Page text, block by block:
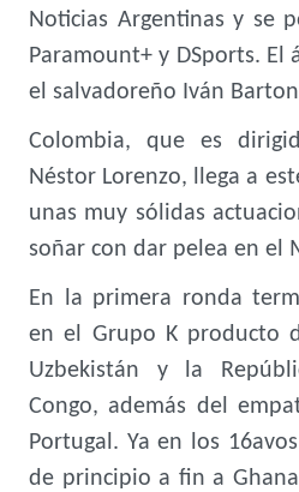
Noticias Argentinas y se
Paramount+ y DSports.
el salvadoreño Iván
Colombia, que es
Néstor Lorenzo, llega a
unas muy sólidas
soñar con dar pelea en el
En la primera ronda
en el Grupo K producto
Uzbekistán y la
Congo, además del
Portugal. Ya en los
de principio a fin a